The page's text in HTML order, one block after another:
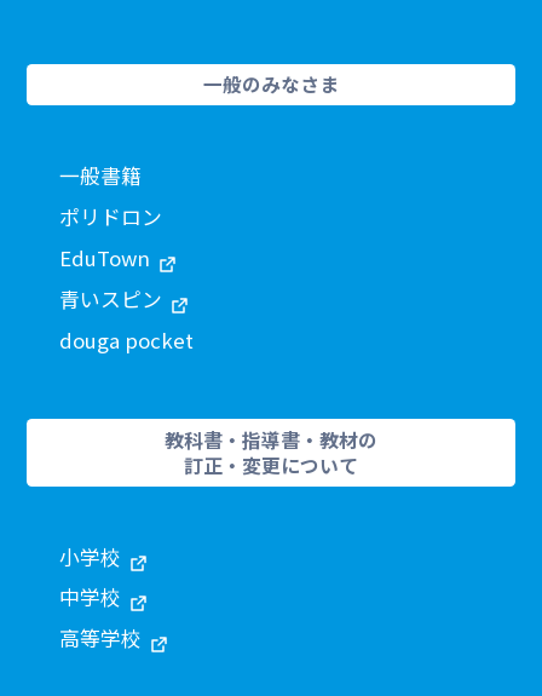
一般のみなさま
一般書籍
ポリドロン
EduTown
青いスピン
douga pocket
教科書・指導書・教材の
訂正・変更について
小学校
中学校
高等学校